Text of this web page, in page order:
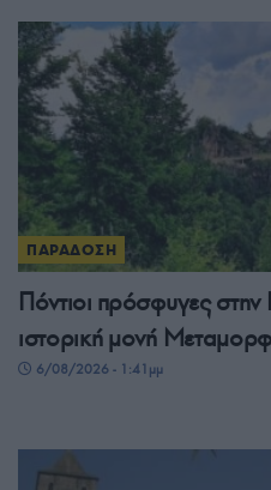
ΠΑΡΑΔΟΣΗ
Πόντιοι πρόσφυγες
ιστορική μονή
6/08/2026 - 1:41μμ